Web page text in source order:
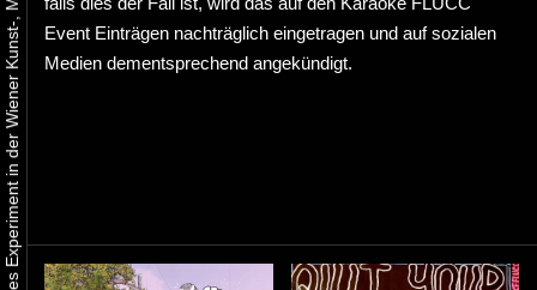
Event Einträgen nachträglich eingetragen und auf sozialen
Medien dementsprechend angekündigt.